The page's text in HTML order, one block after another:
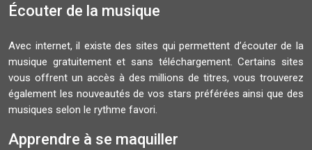
Écouter de la musique
Avec internet, il existe des sites qui permettent d’écouter de la
musique gratuitement et sans téléchargement. Certains sites
vous offrent un accès à des millions de titres, vous trouverez
également les nouveautés de vos stars préférées ainsi que des
musiques selon le rythme favori.
Apprendre à se maquiller